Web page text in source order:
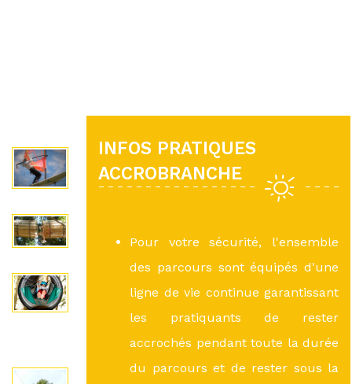
INFOS PRATIQUES
ACCROBRANCHE
Pour votre sécurité, l'ensemble
des parcours sont équipés d'une
ligne de vie continue garantissant
les pratiquants de rester
accrochés pendant toute la durée
du parcours et de rester sous la